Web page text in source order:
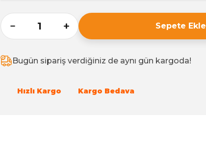
Sepete Ekle
Bugün sipariş verdiğiniz de aynı gün kargoda!
Hızlı Kargo Kargo Bedava